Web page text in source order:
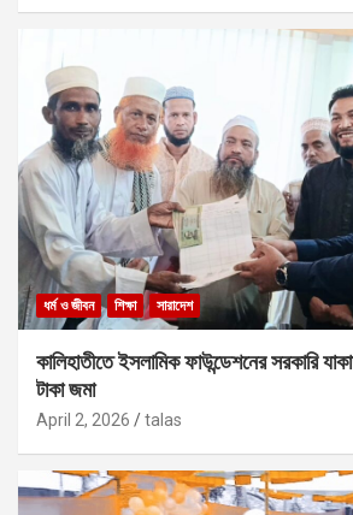
ধর্ম ও জীবন শিক্ষা সারাদেশ
কালিহাতীতে ইসলামিক ফাউন্ডেশনের সরকারি
টাকা জমা
April 2, 2026 talas